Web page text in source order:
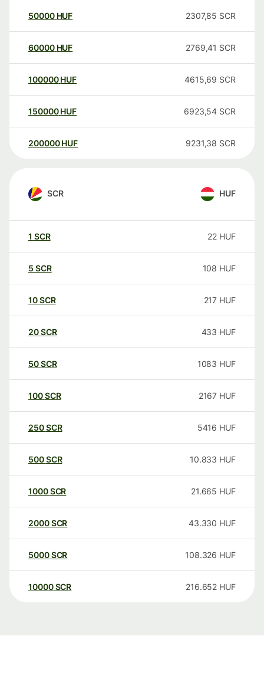
50000 HUF 2307,85 SCR
60000 HUF 2769,41 SCR
100000 HUF 4615,69 SCR
150000 HUF 6923,54 SCR
200000 HUF 9231,38 SCR
SCR HUF
1 SCR 22 HUF
5 SCR 108 HUF
10SCR 217 HUF
20SCR 433 HUF
50SCR 1083 HUF
100SCR 2167 HUF
250SCR 5416 HUF
500SCR 10.833 HUF
1000SCR 21.665 HUF
2000SCR 43.330 HUF
5000SCR 108.326 HUF
10000 SCR 216.652 HUF